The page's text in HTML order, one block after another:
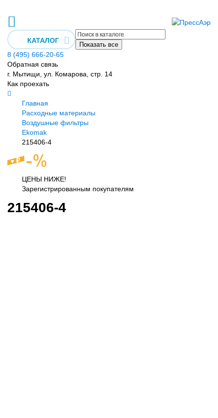
КАТАЛОГ
Показать все
8 (495) 666-20-65
Обратная связь
г. Мытищи, ул. Комарова, стр. 14
Как проехать
Главная
Расходные материалы
Воздушные фильтры
Ekomak
215406-4
ЦЕНЫ НИЖЕ!
Зарегистрированным покупателям
215406-4